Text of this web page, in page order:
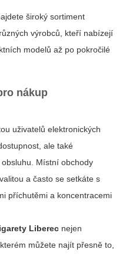
široký sortiment
výrobců, kteří nabízejí
modelů až po pokročilé
nákup
uživatelů elektronických
ale také
Místní obchody
a často se setkáte s
příchutěmi a koncentracemi
Liberec nejen
můžete najít přesně to,